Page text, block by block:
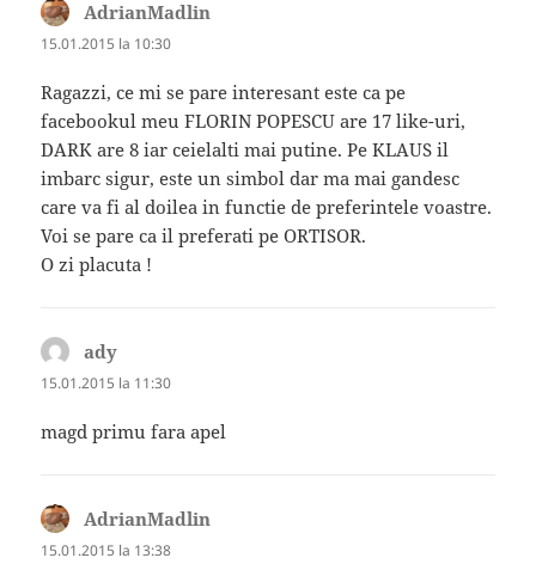
AdrianMadlin
15.01.2015 la 10:30
Ragazzi, ce mi se pare interesant este ca pe
facebookul meu FLORIN POPESCU are 17 like-uri,
DARK are 8 iar ceielalti mai putine. Pe KLAUS il
imbarc sigur, este un simbol dar ma mai gandesc
care va fi al doilea in functie de preferintele voastre.
Voi se pare ca il preferati pe ORTISOR.
O zi placuta !
ady
15.01.2015 la 11:30
magd primu fara apel
AdrianMadlin
15.01.2015 la 13:38